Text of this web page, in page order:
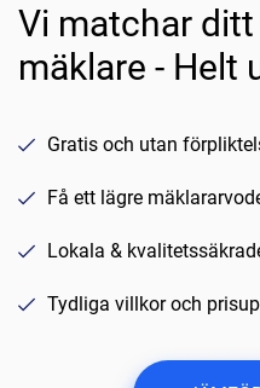
Vi matchar
mäklare - Helt
Gratis och utan
Få ett lägre
Lokala &
Tydliga villkor och